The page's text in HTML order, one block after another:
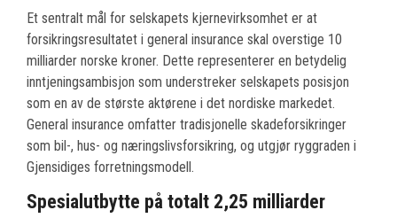
Et sentralt mål for selskapets kjernevirksomhet er at
forsikringsresultatet i general insurance skal overstige 10
milliarder norske kroner. Dette representerer en betydelig
inntjeningsambisjon som understreker selskapets posisjon
som en av de største aktørene i det nordiske markedet.
General insurance omfatter tradisjonelle skadeforsikringer
som bil-, hus- og næringslivsforsikring, og utgjør ryggraden i
Gjensidiges forretningsmodell.
Spesialutbytte på totalt 2,25 milliarder